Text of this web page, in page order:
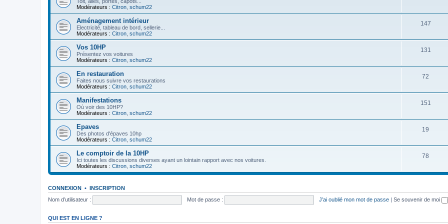
Modérateurs : Citron schum22
Aménagement intérieur
Electricité, tableau de bord, sellerie...
Modérateurs : Citron schum22
147
Vos 10HP
Présentez vos voitures
Modérateurs : Citron schum22
131
En restauration
Faites nous suivre vos restaurations
Modérateurs : Citron schum22
72
Manifestations
Où voir des 10HP?
Modérateurs : Citron schum22
151
Epaves
Des photos d'épaves 10hp
Modérateurs : Citron schum22
19
Le comptoir de la 10HP
Ici toutes les discussions diverses ayant un lointain rapport avec nos voitures.
Modérateurs : Citron schum22
78
CONNEXION • INSCRIPTION
Nom d’utilisateur :
Mot de passe : J’ai oublié mon mot de passe | Se souvenir de moi
QUI EST EN LIGNE ?